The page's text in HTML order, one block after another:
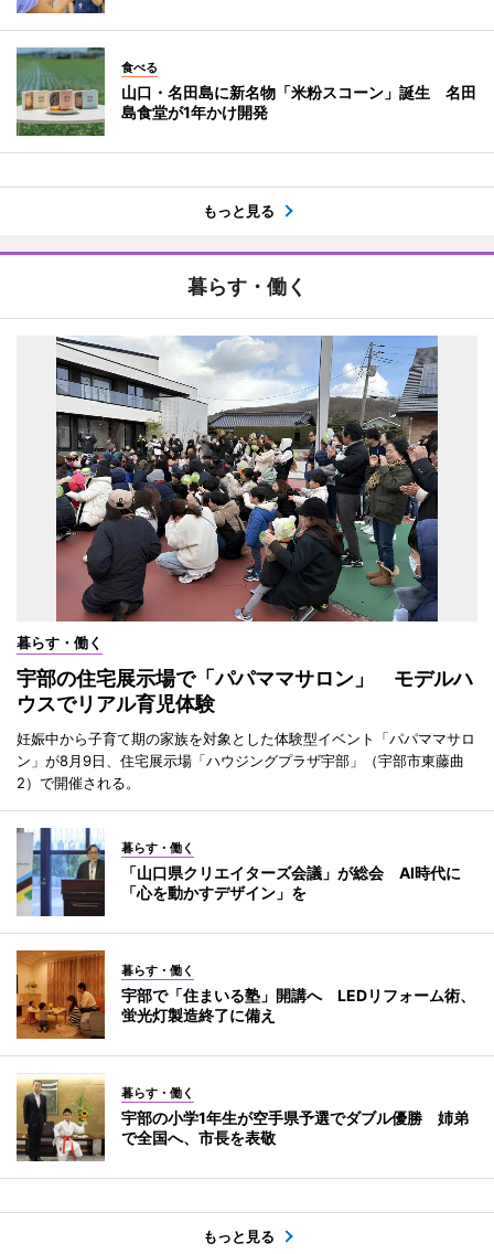
食べる
山口・名田島に新名物「米粉スコーン」誕生 名田
島食堂が1年かけ開発
もっと見る
暮らす・働く
暮らす・働く
宇部の住宅展示場で「パパママサロン」 モデルハ
ウスでリアル育児体験
妊娠中から子育て期の家族を対象とした体験型イベント「パパママサロ
ン」が8月9日、住宅展示場「ハウジングプラザ宇部」（宇部市東藤曲
2）で開催される。
暮らす・働く
「山口県クリエイターズ会議」が総会 AI時代に
「心を動かすデザイン」を
暮らす・働く
宇部で「住まいる塾」開講へ LEDリフォーム術、
蛍光灯製造終了に備え
暮らす・働く
宇部の小学1年生が空手県予選でダブル優勝 姉弟
で全国へ、市長を表敬
もっと見る